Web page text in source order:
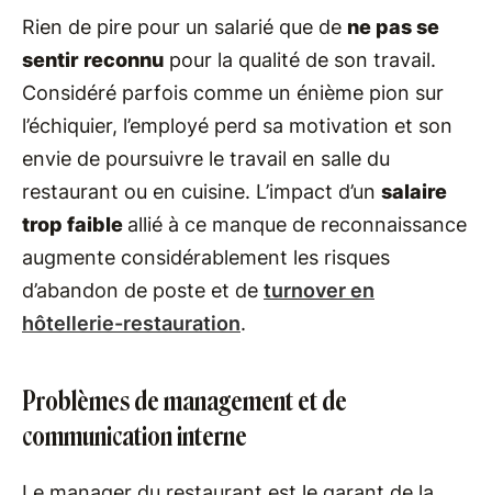
Rien de pire pour un salarié que de ne pas se
sentir reconnu pour la qualité de son travail.
Considéré parfois comme un énième pion sur
l’échiquier, l’employé perd sa motivation et son
envie de poursuivre le travail en salle du
restaurant ou en cuisine. L’impact d’un salaire
trop faible allié à ce manque de reconnaissance
augmente considérablement les risques
d’abandon de poste et de turnover en
hôtellerie-restauration.
Problèmes de management et de
communication interne